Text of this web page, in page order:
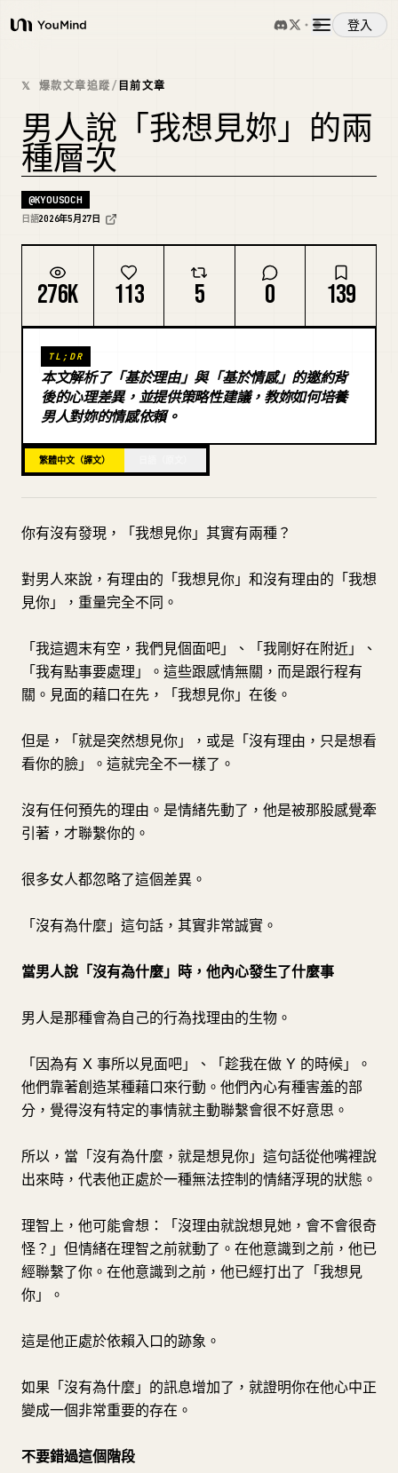
YouMind
登入
概覽
使用案例
技能
提示詞
定價
下載
部落格
更新
𝕏 爆款文章追蹤/ 目前文章
男人說「我想見妳」的兩
種層次
@KYOUSOCH
日語2026年5月27日
276K 113 5 0 139
TL;DR
本文解析了「基於理由」與「基於情感」的邀約背
後的心理差異，並提供策略性建議，教妳如何培養
男人對妳的情感依賴。
繁體中文（譯文）
你有沒有發現，「我想見你」其實有兩種？
對男人來說，有理由的「我想見你」和沒有理由的「我想
見你」，重量完全不同。
「我這週末有空，我們見個面吧」、「我剛好在附近」、
「我有點事要處理」。這些跟感情無關，而是跟行程有
關。見面的藉口在先，「我想見你」在後。
但是，「就是突然想見你」，或是「沒有理由，只是想看
看你的臉」。這就完全不一樣了。
沒有任何預先的理由。是情緒先動了，他是被那股感覺牽
引著，才聯繫你的。
很多女人都忽略了這個差異。
「沒有為什麼」這句話，其實非常誠實。
當男人說「沒有為什麼」時，他內心發生了什麼事
男人是那種會為自己的行為找理由的生物。
「因為有 X 事所以見面吧」、「趁我在做 Y 的時候」。
他們靠著創造某種藉口來行動。他們內心有種害羞的部
分，覺得沒有特定的事情就主動聯繫會很不好意思。
所以，當「沒有為什麼，就是想見你」這句話從他嘴裡說
出來時，代表他正處於一種無法控制的情緒浮現的狀態。
理智上，他可能會想：「沒理由就說想見她，會不會很奇
怪？」但情緒在理智之前就動了。在他意識到之前，他已
經聯繫了你。在他意識到之前，他已經打出了「我想見
你」。
這是他正處於依賴入口的跡象。
如果「沒有為什麼」的訊息增加了，就證明你在他心中正
變成一個非常重要的存在。
不要錯過這個階段